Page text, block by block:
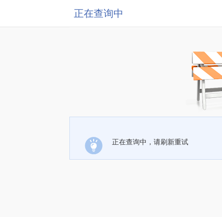
正在查询中
正在查询中，请刷新重试